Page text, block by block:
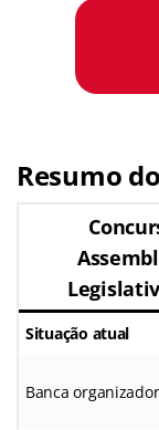
Resumo
Situação atual
Banca